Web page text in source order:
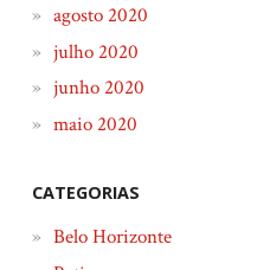
agosto 2020
julho 2020
junho 2020
maio 2020
CATEGORIAS
Belo Horizonte